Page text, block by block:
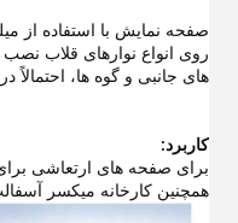
صفحه نمایش با استفاده از
روی انواع نوارهای قلاب
های جانبی و گوه ها،
کاربرد:
برای صفحه های ارتعاشی
همچنین کارخانه میکسر